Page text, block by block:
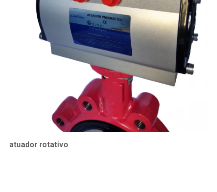
atuador rotativo